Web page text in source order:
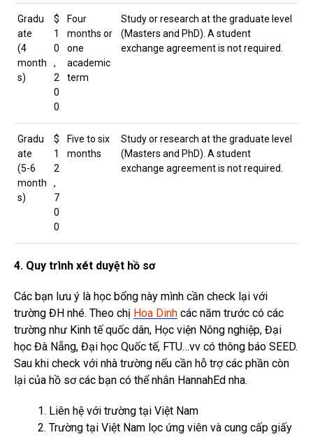
Gradu
ate
(4
month
s)
$
1
0
,
2
0
0
Four
months or
one
academic
term
Study or research at the graduate level
(Masters and PhD). A student
exchange agreement is not required.
Gradu
ate
(5-6
month
s)
$
1
2
,
7
0
0
Five to six
months
Study or research at the graduate level
(Masters and PhD). A student
exchange agreement is not required.
4. Quy trình xét duyệt hồ sơ
Các bạn lưu ý là học bổng này mình cần check lại với
trường ĐH nhé. Theo chị Hoa Dinh các năm trước có các
trường như Kinh tế quốc dân, Học viện Nông nghiệp, Đại
học Đà Nẵng, Đại học Quốc tế, FTU…vv có thông báo SEED.
Sau khi check với nhà trường nếu cần hỗ trợ các phần còn
lại của hồ sơ các bạn có thể nhắn HannahEd nha.
Liên hệ với trường tại Việt Nam
Trường tại Việt Nam lọc ứng viên và cung cấp giấy